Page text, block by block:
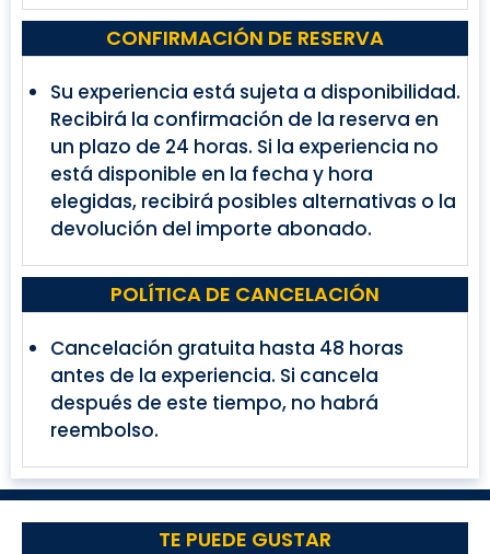
CONFIRMACIÓN DE RESERVA
Su experiencia está sujeta a disponibilidad.
Recibirá la confirmación de la reserva en
un plazo de 24 horas. Si la experiencia no
está disponible en la fecha y hora
elegidas, recibirá posibles alternativas o la
devolución del importe abonado.
POLÍTICA DE CANCELACIÓN
Cancelación gratuita hasta 48 horas
antes de la experiencia. Si cancela
después de este tiempo, no habrá
reembolso.
TE PUEDE GUSTAR